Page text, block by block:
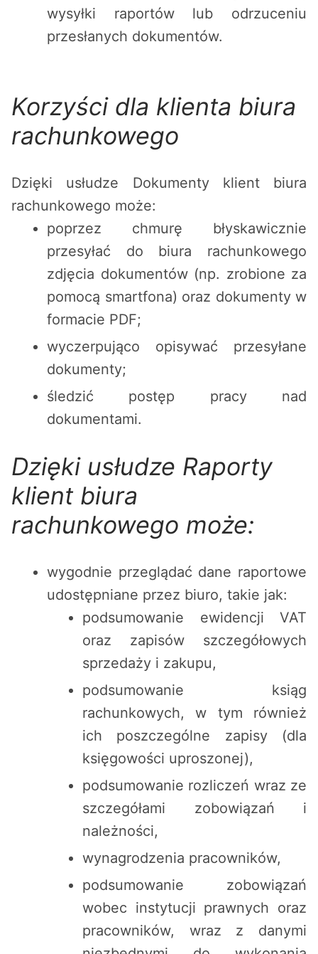
wysyłki raportów lub odrzuceniu
przesłanych dokumentów.
Korzyści dla klienta biura
rachunkowego
Dzięki usłudze Dokumenty klient biura
rachunkowego może:
poprzez chmurę błyskawicznie
przesyłać do biura rachunkowego
zdjęcia dokumentów (np. zrobione za
pomocą smartfona) oraz dokumenty w
formacie PDF;
wyczerpująco opisywać przesyłane
dokumenty;
śledzić postęp pracy nad
dokumentami.
Dzięki usłudze Raporty
klient biura
rachunkowego może:
wygodnie przeglądać dane raportowe
udostępniane przez biuro, takie jak:
podsumowanie ewidencji VAT
oraz zapisów szczegółowych
sprzedaży i zakupu,
podsumowanie ksiąg
rachunkowych, w tym również
ich poszczególne zapisy (dla
księgowości uproszonej),
podsumowanie rozliczeń wraz ze
szczegółami zobowiązań i
należności,
wynagrodzenia pracowników,
podsumowanie zobowiązań
wobec instytucji prawnych oraz
pracowników, wraz z danymi